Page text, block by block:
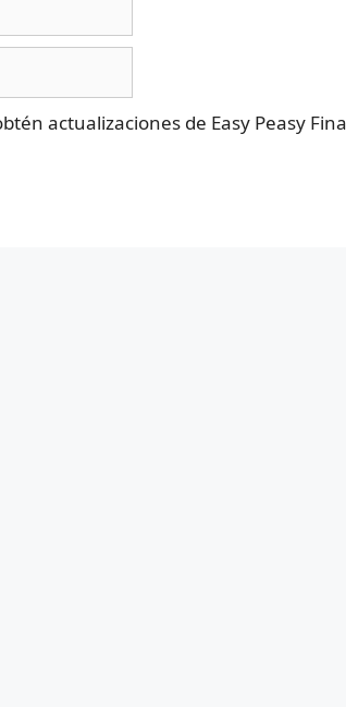
actualizaciones de Easy Peasy